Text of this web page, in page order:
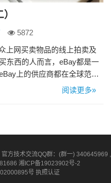
5872
上网买卖物品的线上拍卖及
东西的人而言，eBay都是一
上的供应商都在全球范围
是印度知名的贸易B2B网
阅读更多»
方技术交流QQ群：(群一) 340645969 ,
湘ICP备19023902号-2
号 执照认证